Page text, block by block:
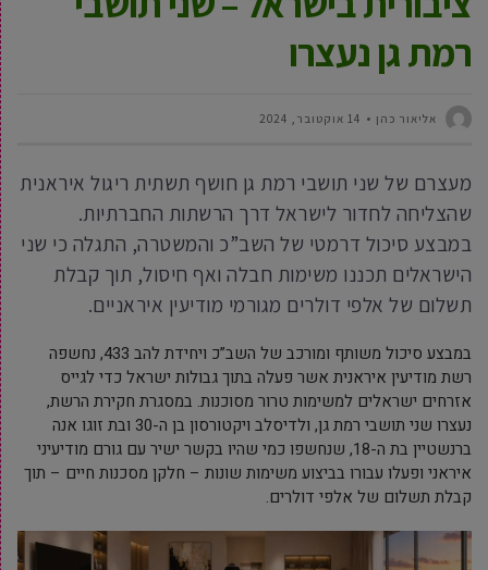
רמת גן נעצרו
14 אוקטובר, 2024
מעצרם של שני תושבי רמת גן חושף תשתית ריגול איראנית
שהצליחה לחדור לישראל דרך הרשתות החברתיות.
במבצע סיכול דרמטי של השב”כ והמשטרה, התגלה כי שני
הישראלים תכננו משימות חבלה ואף חיסול, תוך קבלת
תשלום של אלפי דולרים מגורמי מודיעין איראניים.
במבצע סיכול משותף ומורכב של השב”כ ויחידת להב 433, נחשפה
רשת מודיעין איראנית אשר פעלה בתוך גבולות ישראל כדי לגייס
אזרחים ישראלים למשימות טרור מסוכנות. במסגרת חקירת הרשת,
נעצרו שני תושבי רמת גן, ולדיסלב ויקטורסון בן ה-30 ובת זוגו אנה
ברנשטיין בת ה-18, שנחשפו כמי שהיו בקשר ישיר עם גורם מודיעיני
איראני ופעלו עבורו בביצוע משימות שונות – חלקן מסכנות חיים – תוך
קבלת תשלום של אלפי דולרים.